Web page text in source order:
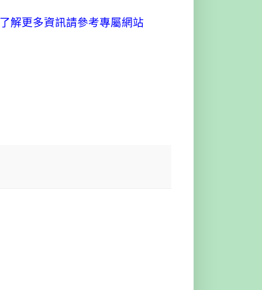
解更多資訊請參考專屬網站